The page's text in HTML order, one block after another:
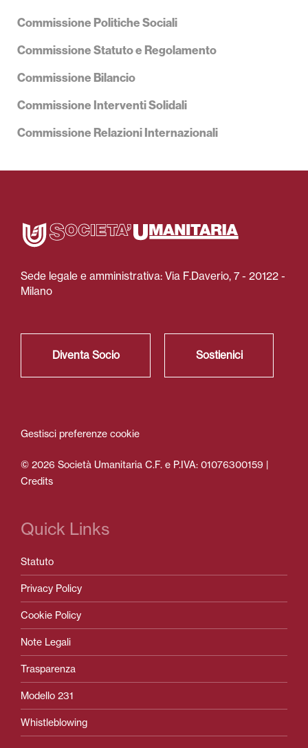
Commissione Politiche Sociali
Commissione Statuto e Regolamento
Commissione Bilancio
Commissione Interventi Solidali
Commissione Relazioni Internazionali
Sede legale e amministrativa: Via F.Daverio, 7 - 20122 -
Milano
Diventa Socio Sostienici
Gestisci preferenze cookie
© 2026 Società Umanitaria C.F. e P.IVA: 01076300159 |
Credits
Quick Links
Statuto
Privacy Policy
Cookie Policy
Note Legali
Trasparenza
Modello 231
Whistleblowing